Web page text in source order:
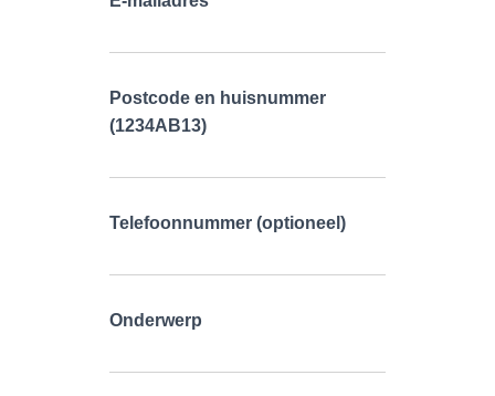
Postcode en huisnummer
(1234AB13)
Telefoonnummer (optioneel)
Onderwerp